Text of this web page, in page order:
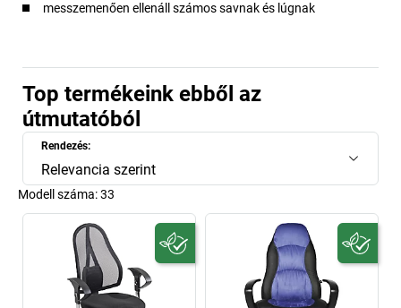
messzemenően ellenáll számos savnak és lúgnak
Top termékeink ebből az
útmutatóból
Rendezés:
Relevancia szerint
Modell száma:33